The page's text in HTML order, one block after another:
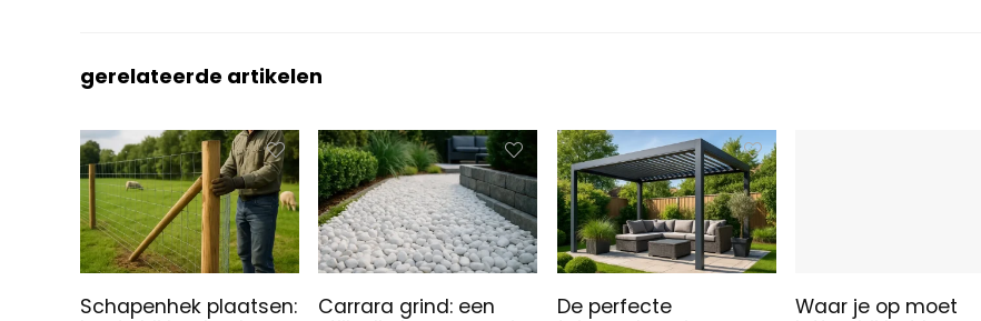
gerelateerde artikelen
Schapenhek plaatsen:
Carrara grind: een
De perfecte
Waar je op moet